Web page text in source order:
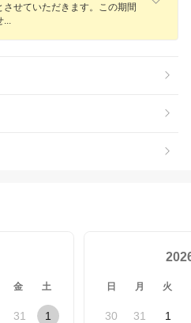
せていただきます。この期間
金 土
31 1
日 月 火
30 31 1